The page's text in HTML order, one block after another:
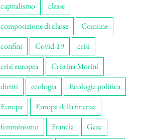
capitalismo
classe
composizione di classe
Comune
confini
Covid-19
crisi
crisi europea
Cristina Morini
diritti
ecologia
Ecologia politica
Europa
Europa della finanza
femminismo
Francia
Gaza